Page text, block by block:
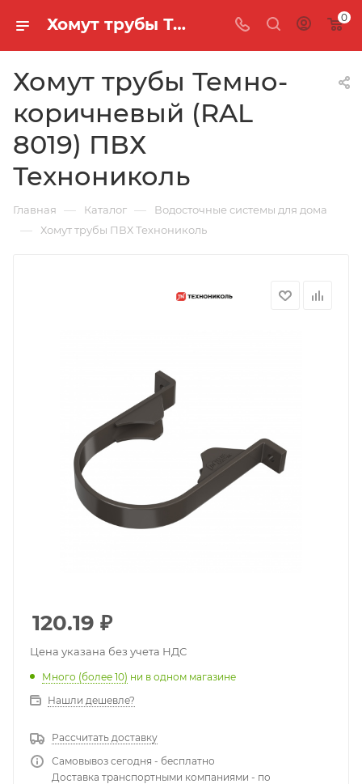
Хомут трубы Темно-коричневый (RAL 8019) ПВХ Технониколь 0
Хомут трубы Темно-
коричневый (RAL
8019) ПВХ
Технониколь
Главная — Каталог — Водосточные системы для дома
— Хомут трубы ПВХ Технониколь
120.19 ₽
Цена указана без учета НДС
Много (более 10) ни в одном магазине
Нашли дешевле?
Рассчитать доставку
Самовывоз сегодня - бесплатно
Доставка транспортными компаниями - по